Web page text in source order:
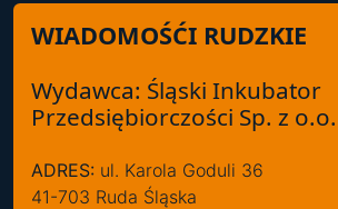
WIADOMOŚĆI RUDZKIE
Wydawca: Śląski Inkubator
Przedsiębiorczości Sp. z o.o.
ADRES: ul. Karola Goduli 36
41-703 Ruda Śląska